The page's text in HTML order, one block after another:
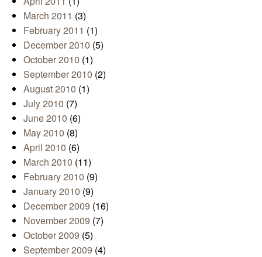
March 2011 (3)
February 2011 (1)
December 2010 (5)
October 2010 (1)
September 2010 (2)
August 2010 (1)
July 2010 (7)
June 2010 (6)
May 2010 (8)
April 2010 (6)
March 2010 (11)
February 2010 (9)
January 2010 (9)
December 2009 (16)
November 2009 (7)
October 2009 (5)
September 2009 (4)